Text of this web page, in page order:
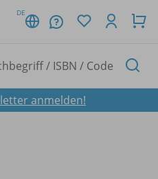
DE
anmelden!